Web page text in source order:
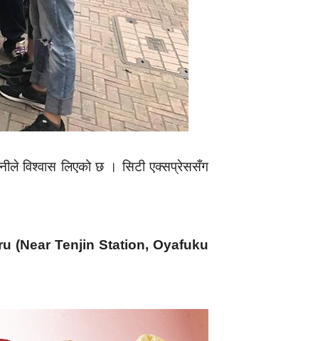
विश्वास लिएको छ । सिटी एक्सप्रेससँग
(Near Tenjin Station, Oyafuku